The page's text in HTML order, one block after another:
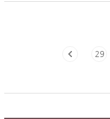
29